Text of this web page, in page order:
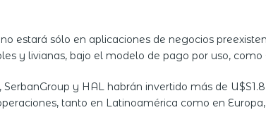
estará sólo en aplicaciones de negocios
y livianas, bajo el modelo de pago por uso,
SerbanGroup y HAL habrán invertido más de
tanto en Latinoamérica como en